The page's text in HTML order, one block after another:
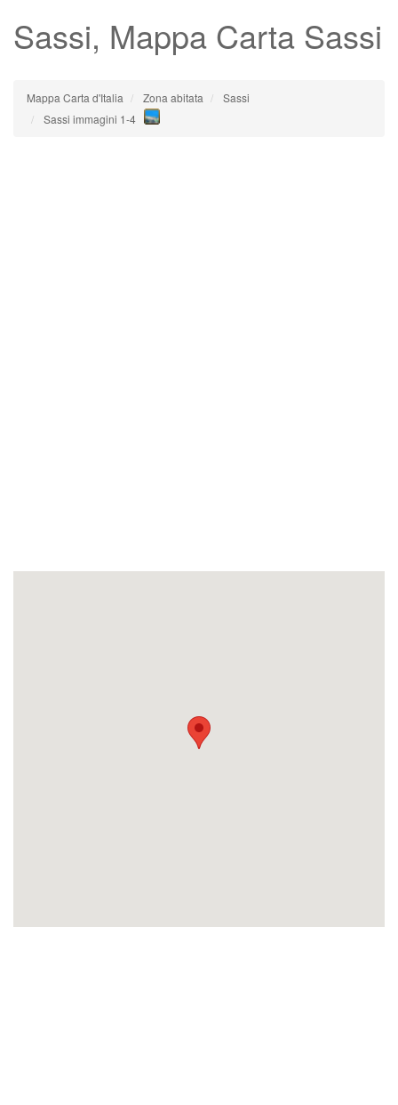
Sassi, Mappa Carta Sassi
Mappa Carta d'Italia Zona abitata
Sassi
Sassi immagini 1-4